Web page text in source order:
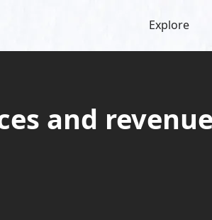
Explore
and